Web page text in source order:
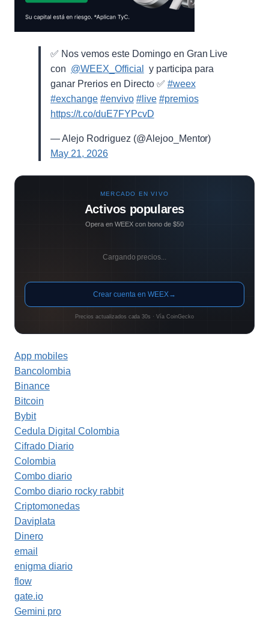
✅ Nos vemos este Domingo en Gran Live
con ⁨ @WEEX_Official
⁩ y participa para
ganar Prerios en Directo ✅ #weex
#exchange #envivo #live #premios
https://t.co/duE7FYPcvD
— Alejo Rodriguez (@Alejoo_Mentor)
May 21, 2026
MERCADO EN VIVO
Activos populares
Opera en WEEX con bono de $50
Cargando precios...
Crear cuenta en WEEX→
Precios actualizados cada 30s · Vía CoinGecko
App mobiles
Bancolombia
Binance
Bitcoin
Bybit
Cedula Digital Colombia
Cifrado Diario
Colombia
Combo diario
Combo diario rocky rabbit
Criptomonedas
Daviplata
Dinero
email
enigma diario
flow
gate.io
Gemini pro